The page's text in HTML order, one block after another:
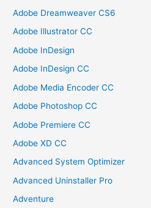
Adobe Dreamweaver CS6
Adobe Illustrator CC
Adobe InDesign
Adobe InDesign CC
Adobe Media Encoder CC
Adobe Photoshop CC
Adobe Premiere CC
Adobe XD CC
Advanced System Optimizer
Advanced Uninstaller Pro
Adventure